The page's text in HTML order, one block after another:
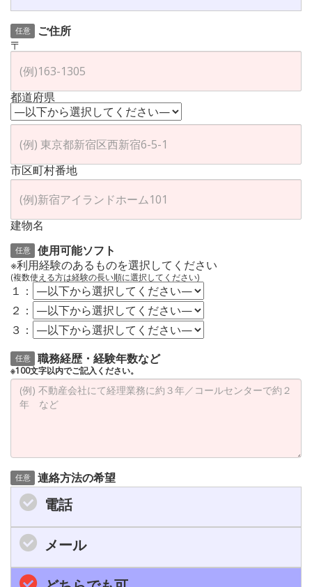
任意
ご住所
〒
都道府県
市区町村番地
建物名
任意
使用可能ソフト
※利用経験のあるものを選択してください
(複数使える方は経験の長い順に選択してください)
１：
２：
３：
任意 職務経歴・経験年数など
※100文字以内でご記入ください。
任意 連絡方法の希望
電話
メール